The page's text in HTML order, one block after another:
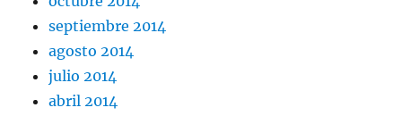
septiembre 2014
agosto 2014
julio 2014
abril 2014